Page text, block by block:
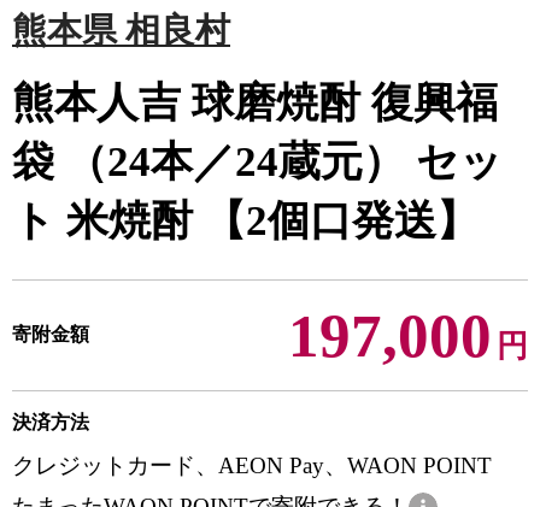
熊本県 相良村
熊本人吉 球磨焼酎 復興福
袋 （24本／24蔵元） セッ
ト 米焼酎 【2個口発送】
寄附金額 197,000 円
決済方法
クレジットカード、AEON Pay、WAON POINT